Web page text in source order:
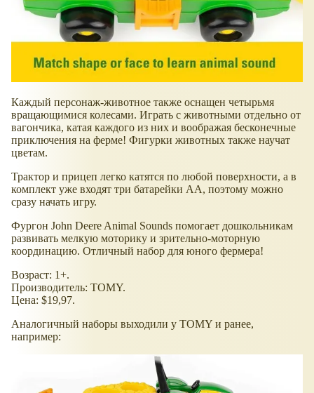
Каждый персонаж-животное также оснащен четырьмя
вращающимися колесами. Играть с животными отдельно от
вагончика, катая каждого из них и воображая бесконечные
приключения на ферме! Фигурки животных также научат
цветам.
Трактор и прицеп легко катятся по любой поверхности, а в
комплект уже входят три батарейки АА, поэтому можно
сразу начать игру.
Фургон John Deere Animal Sounds помогает дошкольникам
развивать мелкую моторику и зрительно-моторную
координацию. Отличный набор для юного фермера!
Возраст: 1+.
Производитель: TOMY.
Цена: $19,97.
Аналогичный наборы выходили у TOMY и ранее,
например: